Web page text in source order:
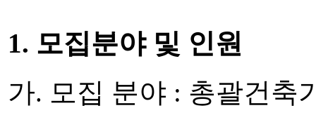
1. 모집분야 및 인원
가. 모집 분야 : 총괄건축